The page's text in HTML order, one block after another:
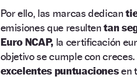
Por ello, las marcas dedican
emisiones que resultentan
Euro NCAP, la certificación
objetivo se cumple con
excelentes puntuacionesen